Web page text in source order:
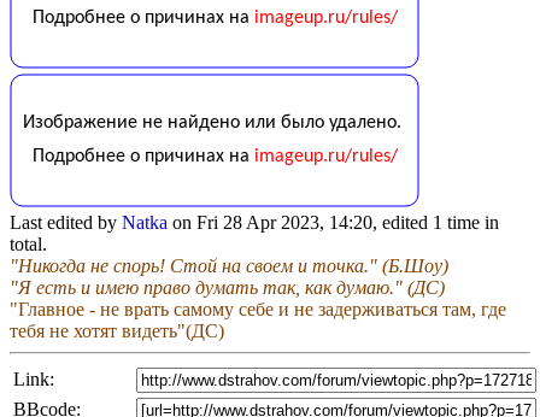
Last edited by Natka on Fri 28 Apr 2023, 14:20, edited 1 time in
total.
"Никогда не спорь! Стой на своем и точка." (Б.Шоу)
"Я есть и имею право думать так, как думаю." (ДС)
"Главное - не врать самому себе и не задерживаться там, где
тебя не хотят видеть"(ДС)
Link:
BBcode: